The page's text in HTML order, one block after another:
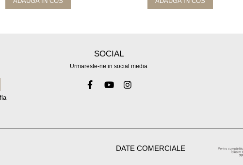
SOCIAL
Urmareste-ne in social media
DATE COMERCIALE